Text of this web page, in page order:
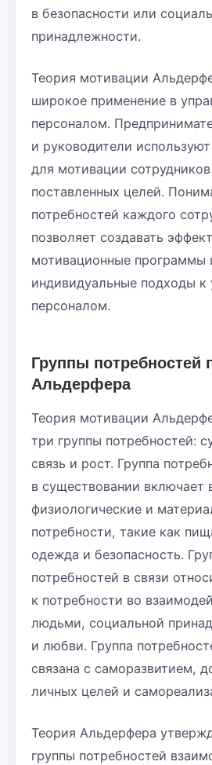
в безопасности или
принадлежности.
Теория мотивации
широкое применение в
персоналом.
и руководители
для мотивации
поставленных целей.
потребностей каждого
позволяет создавать
мотивационные программы
индивидуальные подходы к
персоналом.
Группы потребностей
Альдерфера
Теория мотивации
три группы потребностей:
связь и рост. Группа
в существовании включает
физиологические и
потребности, такие как
одежда и безопасность.
потребностей в связи
к потребности во
людьми, социальной
и любви. Группа
связана с саморазвитием,
личных целей и
Теория Альдерфера
группы потребностей